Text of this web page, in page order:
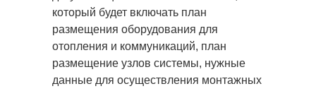
который будет включать план
размещения оборудования для
отопления и коммуникаций, план
размещение узлов системы, нужные
данные для осуществления монтажных